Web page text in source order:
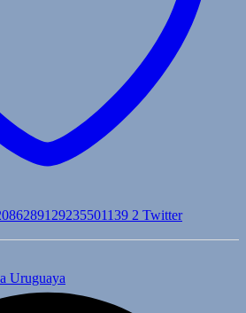
2 Twitter
Uruguaya